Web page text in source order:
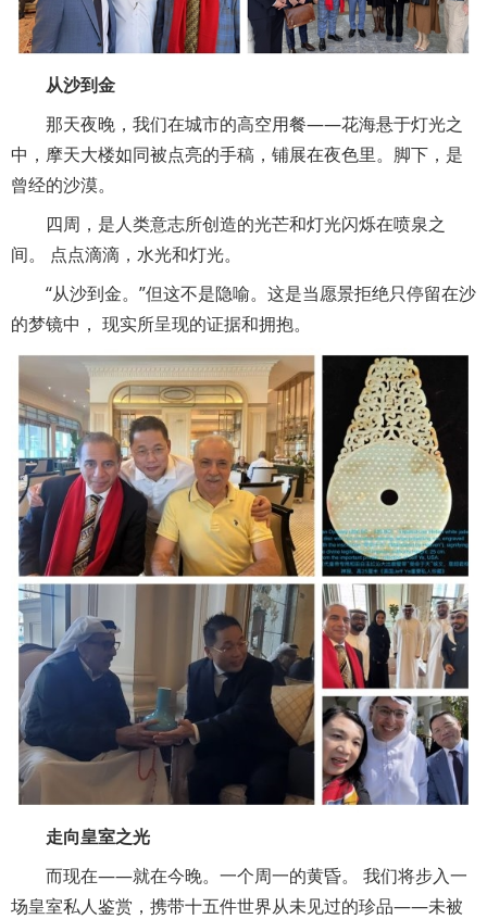
从沙到金
那天夜晚，我们在城市的高空用餐——花海悬于灯光之
中，摩天大楼如同被点亮的手稿，铺展在夜色里。脚下，是
曾经的沙漠。
四周，是人类意志所创造的光芒和灯光闪烁在喷泉之
间。 点点滴滴，水光和灯光。
“从沙到金。”但这不是隐喻。这是当愿景拒绝只停留在沙
的梦镜中， 现实所呈现的证据和拥抱。
走向皇室之光
而现在——就在今晚。一个周一的黄昏。 我们将步入一
场皇室私人鉴赏，携带十五件世界从未见过的珍品——未被